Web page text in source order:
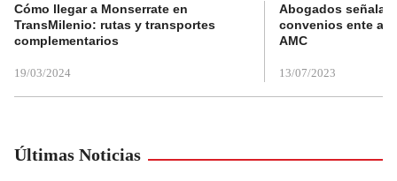
Cómo llegar a Monserrate en
TransMilenio: rutas y transportes
complementarios
19/03/2024
Abogados
convenios ente
AMC
13/07/2023
Últimas Noticias